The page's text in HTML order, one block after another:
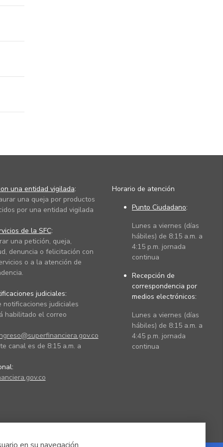
una entidad vigilada:
una queja por productos
por una entidad vigilada
de la SFC:
una petición, queja,
denuncia o felicitación con
o a la atención de
judiciales:
notificaciones judiciales
habilitado el correo
canal es de 8:15 a.m. a
Horario de atención
Punto Ciudadano:
Lunes a viernes (días
hábiles) de 8:15 a.m. a
4:15 p.m. jornada
continua
Recepción de
correspondencia por
medios electrónicos:
Lunes a viernes (días
hábiles) de 8:15 a.m. a
4:45 p.m. jornada
continua